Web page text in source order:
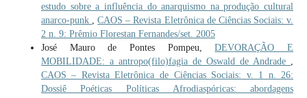
estudo sobre a influência do anarquismo na produção cultural
anarco-punk
,CAOS – Revista Eletrônica de Ciências Sociais: v.
2 n. 9: Prêmio Florestan Fernandes/set. 2005
José Mauro de Pontes Pompeu,DEVORAÇÃO E
MOBILIDADE: a antropo(filo)fagia de Oswald de Andrade
CAOS – Revista Eletrônica de Ciências Sociais: v. 1 n. 26:
Dossiê Poéticas Políticas Afrodiaspóricas: abordagens